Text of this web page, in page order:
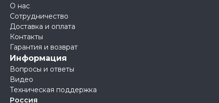
О нас
Сотрудничество
Доставка и оплата
Контакты
Гарантия и возврат
Информация
Вопросы и ответы
Видео
Техническая поддержка
Россия